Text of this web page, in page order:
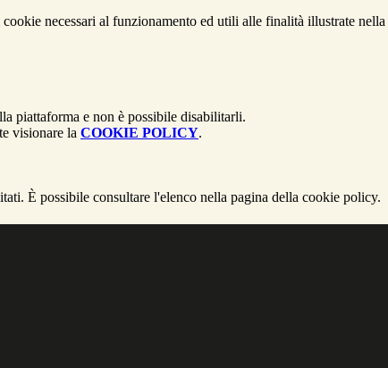
necessari al funzionamento ed utili alle finalità illustrate nella
piattaforma e non è possibile disabilitarli.
visionare la COOKIE POLICY.
È possibile consultare l'elenco nella pagina della cookie policy.